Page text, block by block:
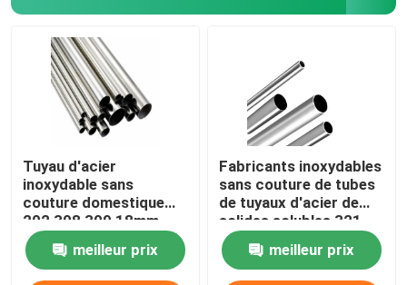
Tuyau d'acier
inoxydable sans
couture domestique
202 308 309 18mm
22mm 2 tube d'Inox de
pouce 304meilleur prix
Fabricants inoxydables
sans couture de tubes
de tuyaux d'acier de
solides solubles 321
16mm 16 échangeur de
chaleur de la mesure
304
meilleur prix